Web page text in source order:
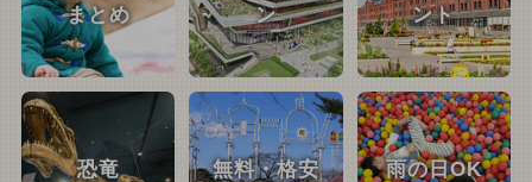
まとめ
ン
ント
恐竜 無料・格安 雨の日OK